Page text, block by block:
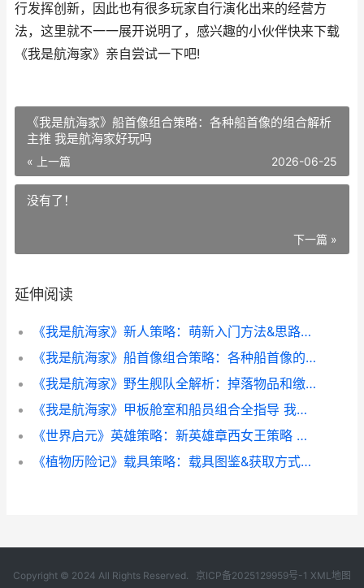
行发挥创新，因此也有很多玩家自行演化出来的经营方
法，这里就不一一展开说明了，感兴趣的小伙伴快来下载
《我是航海家》亲自尝试一下吧!
《我是航海家》船首像组合策略：各种船首像的组合解析
主推 我是航海家好玩吗
« 上一篇 2026-06-25
没有了！
下一篇 »
延伸阅读
《我是航海家》新人策略：萌新入门方法&思路说明 我是航海家攻略
《我是航海家》船首像组合策略：各种船首像的组合解析主推 我是航海家好玩吗
《我是航海家》野生舰队全解析：掉落物品和缴获船只指导 我是航海家游戏攻略
《我是航海家》甲板舱室和船员组合全指导 我是航海家攻略
《世界启元》英雄策略：新英雄章西女王策略 《世界启元》英文翻译
《植物历险记》载具策略：载具图鉴&获取方式详细解答 植物王国历险记故事
Copyright © 2024 All Rights Reserved. 京ICP备2025129959号-1 XML地图